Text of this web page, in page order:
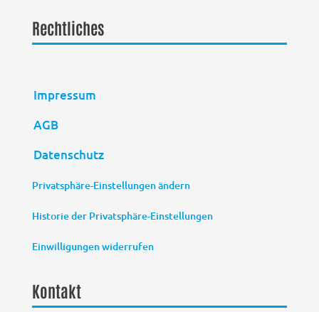
Rechtliches
Impressum
AGB
Datenschutz
Privatsphäre-Einstellungen ändern
Historie der Privatsphäre-Einstellungen
Einwilligungen widerrufen
Kontakt